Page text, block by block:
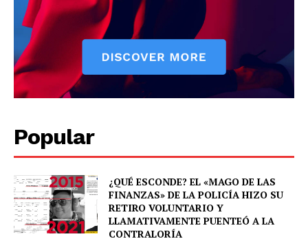
SUBSCRIBE NOW
Company
About
Contact us
Comparte esto:
Popular
¿QUÉ ESCONDE? EL «MAGO DE LAS
FINANZAS» DE LA POLICÍA HIZO SU
RETIRO VOLUNTARIO Y
LLAMATIVAMENTE PUENTEÓ A LA
CONTRALORÍA